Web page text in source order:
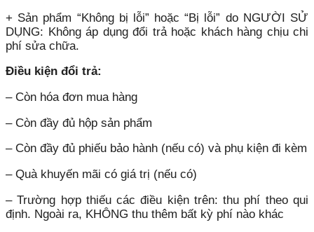
+ Sản phẩm “Không bị lỗi” hoặc “Bị lỗi” do NGƯỜI SỬ
DỤNG: Không áp dụng đổi trả hoặc khách hàng chịu chi
phí sửa chữa.
Điều kiện đổi trả:
– Còn hóa đơn mua hàng
– Còn đầy đủ hộp sản phẩm
– Còn đầy đủ phiếu bảo hành (nếu có) và phụ kiện đi kèm
– Quà khuyến mãi có giá trị (nếu có)
– Trường hợp thiếu các điều kiện trên: thu phí theo qui
định. Ngoài ra, KHÔNG thu thêm bất kỳ phí nào khác